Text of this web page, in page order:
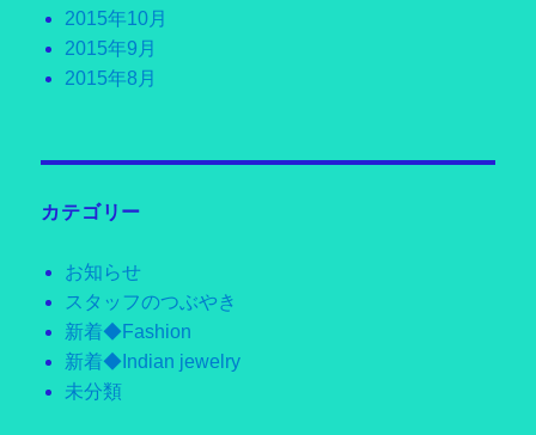
2015年10月
2015年9月
2015年8月
カテゴリー
お知らせ
スタッフのつぶやき
新着◆Fashion
新着◆Indian jewelry
未分類